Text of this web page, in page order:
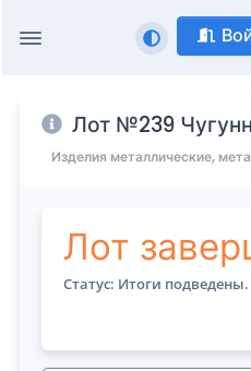
Лот №239
Изделия металлические,
Лот
Статус: Итоги подведены.